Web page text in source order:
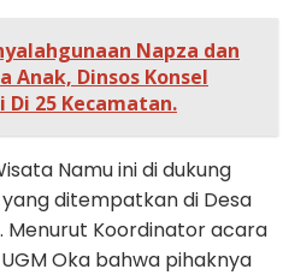
Napza dan
Anak, Dinsos Konsel
Di 25 Kecamatan.
Namu ini di dukung
yang ditempatkan di Desa
Menurut Koordinator acara
Oka bahwa pihaknya